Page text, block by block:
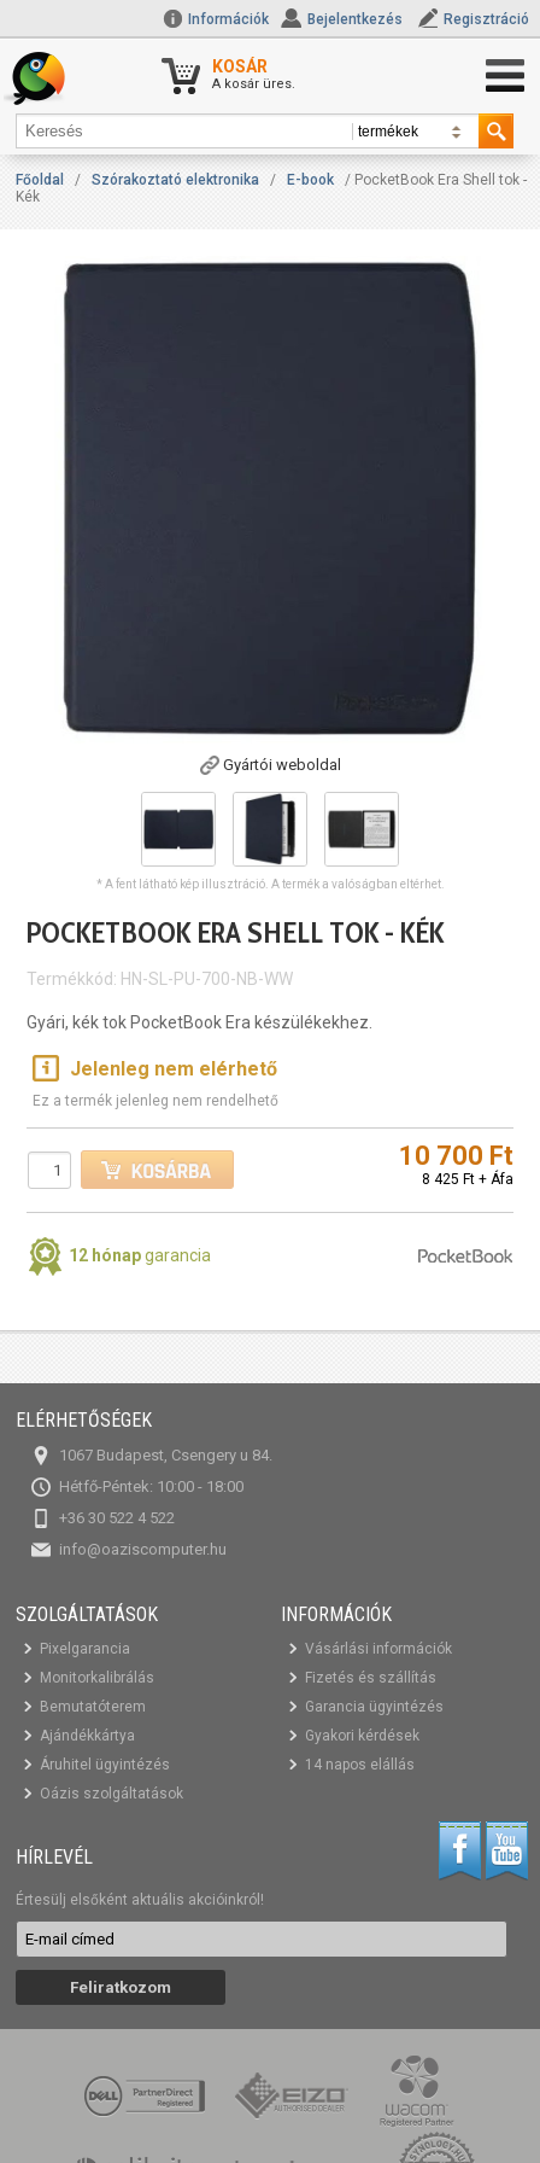
Információk Bejelentkezés Regisztráció
KOSÁR
A kosár üres.
Főoldal / Szórakoztató elektronika / E-book
/ PocketBook Era Shell tok -
Kék
Gyártói weboldal
* A fent látható kép illusztráció. A termék a valóságban eltérhet.
POCKETBOOK ERA SHELL TOK - KÉK
Termékkód: HN-SL-PU-700-NB-WW
Gyári, kék tok PocketBook Era készülékekhez.
Jelenleg nem elérhető
Ez a termék jelenleg nem rendelhető
10 700 Ft
8 425 Ft + Áfa
12 hónapgarancia
ELÉRHETŐSÉGEK
1067 Budapest, Csengery u 84.
Hétfő-Péntek: 10:00 - 18:00
+36 30 522 4 522
info@oaziscomputer.hu
SZOLGÁLTATÁSOK
Pixelgarancia
Monitorkalibrálás
Bemutatóterem
Ajándékkártya
Áruhitel ügyintézés
Oázis szolgáltatások
INFORMÁCIÓK
Vásárlási információk
Fizetés és szállítás
Garancia ügyintézés
Gyakori kérdések
14 napos elállás
HÍRLEVÉL
Értesülj elsőként aktuális akcióinkról!